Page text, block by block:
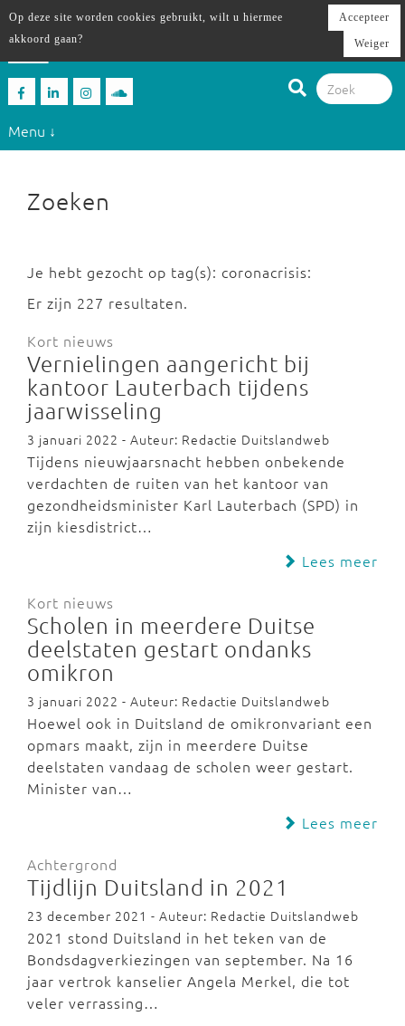
Menu ↓
Zoeken
Je hebt gezocht op tag(s): coronacrisis:
Er zijn 227 resultaten.
Kort nieuws
Vernielingen aangericht bij
kantoor Lauterbach tijdens
jaarwisseling
3 januari 2022 - Auteur: Redactie Duitslandweb
Tijdens nieuwjaarsnacht hebben onbekende
verdachten de ruiten van het kantoor van
gezondheidsminister Karl Lauterbach (SPD) in
zijn kiesdistrict…
Lees meer
Kort nieuws
Scholen in meerdere Duitse
deelstaten gestart ondanks
omikron
3 januari 2022 - Auteur: Redactie Duitslandweb
Hoewel ook in Duitsland de omikronvariant een
opmars maakt, zijn in meerdere Duitse
deelstaten vandaag de scholen weer gestart.
Minister van…
Lees meer
Achtergrond
Tijdlijn Duitsland in 2021
23 december 2021 - Auteur: Redactie Duitslandweb
2021 stond Duitsland in het teken van de
Bondsdagverkiezingen van september. Na 16
jaar vertrok kanselier Angela Merkel, die tot
veler verrassing…
Op deze site worden cookies gebruikt, wilt u hiermee
akkoord gaan?
Accepteer
Weiger